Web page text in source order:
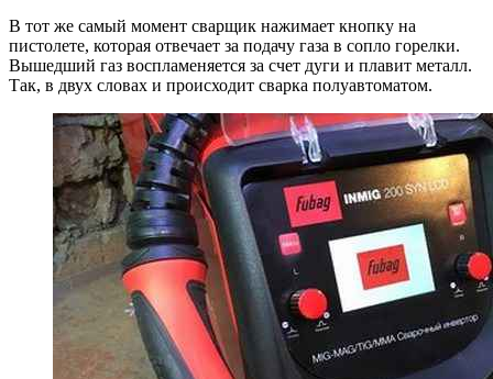
В тот же самый момент сварщик нажимает кнопку на
пистолете, которая отвечает за подачу газа в сопло горелки.
Вышедший газ воспламеняется за счет дуги и плавит металл.
Так, в двух словах и происходит сварка полуавтоматом.